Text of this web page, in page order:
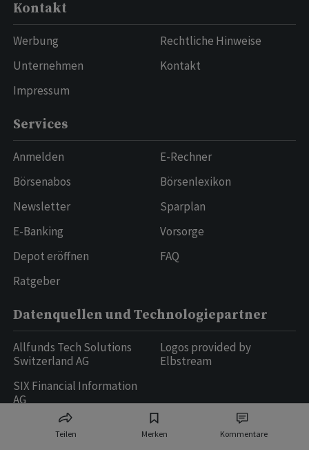
Teilen Merken Kommentare
Kontakt
Werbung
Unternehmen
Impressum
Rechtliche Hinweise
Kontakt
Services
Anmelden
Börsenabos
Newsletter
E-Banking
Depot eröffnen
Ratgeber
E-Rechner
Börsenlexikon
Sparplan
Vorsorge
FAQ
Datenquellen und Technologiepartner
Allfunds Tech Solutions
Switzerland AG
SIX Financial Information
AG
Logos provided by
Elbstream